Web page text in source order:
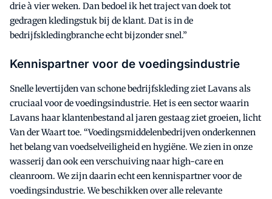
drie à vier weken. Dan bedoel ik het traject van doek tot
gedragen kledingstuk bij de klant. Dat is in de
bedrijfskledingbranche echt bijzonder snel.”
Kennispartner voor de voedingsindustrie
Snelle levertijden van schone bedrijfskleding ziet Lavans als
cruciaal voor de voedingsindustrie. Het is een sector waarin
Lavans haar klantenbestand al jaren gestaag ziet groeien, licht
Van der Waart toe. “Voedingsmiddelenbedrijven onderkennen
het belang van voedselveiligheid en hygiëne. We zien in onze
wasserij dan ook een verschuiving naar high-care en
cleanroom. We zijn daarin echt een kennispartner voor de
voedingsindustrie. We beschikken over alle relevante